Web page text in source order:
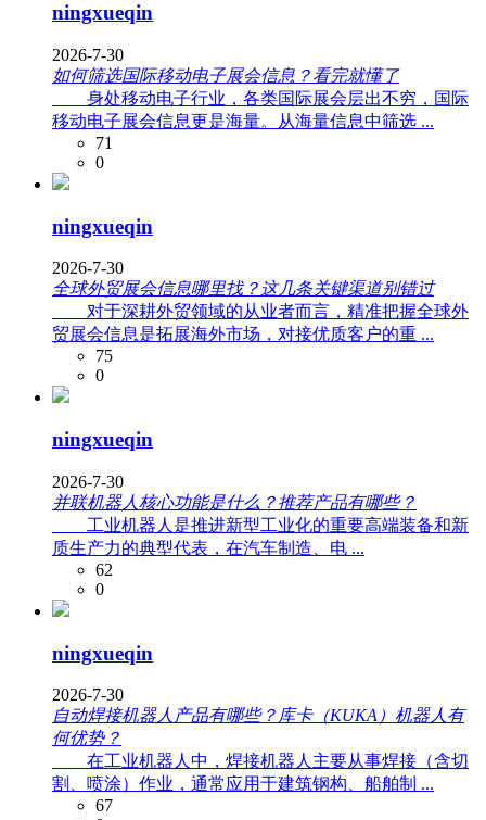
ningxueqin
2026-7-30
如何筛选国际移动电子展会信息？看完就懂了
身处移动电子行业，各类国际展会层出不穷，国际
移动电子展会信息更是海量。从海量信息中筛选 ...
71
0
ningxueqin
2026-7-30
全球外贸展会信息哪里找？这几条关键渠道别错过
对于深耕外贸领域的从业者而言，精准把握全球外
贸展会信息是拓展海外市场，对接优质客户的重 ...
75
0
ningxueqin
2026-7-30
并联机器人核心功能是什么？推荐产品有哪些？
工业机器人是推进‌新型工业化‌的重要高端装备和‌新
质生产力‌的典型代表，在汽车制造、电 ...
62
0
ningxueqin
2026-7-30
自动焊接机器人产品有哪些？库卡（KUKA）机器人有
何优势？
在工业机器人中，焊接机器人主要从事焊接（含切
割、喷涂）作业，通常应用于建筑钢构、船舶制 ...
67